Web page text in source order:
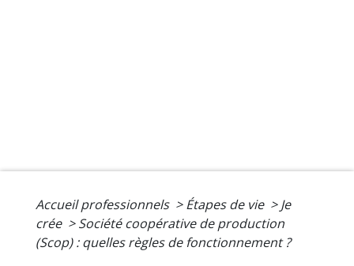
Accueil professionnels > Étapes de vie > Je
crée > Société coopérative de production
(Scop) : quelles règles de fonctionnement ?